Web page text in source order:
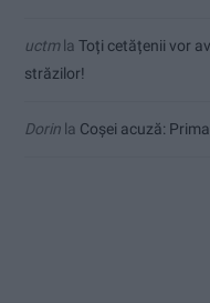
uctmla Toți cetățenii vor
străzilor!
Dorin la Coșei acuză: